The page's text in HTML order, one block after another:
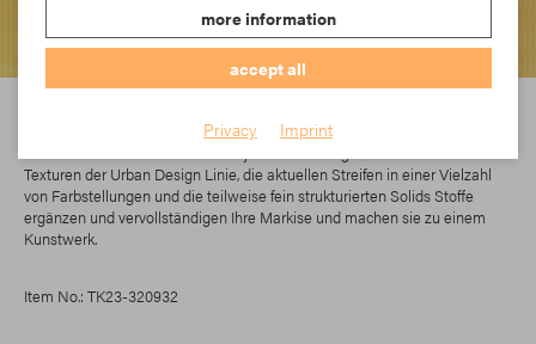
Texturen der Urban Design Linie, die aktuellen Streifen in einer Vielzahl
von Farbstellungen und die teilweise fein strukturierten Solids Stoffe
ergänzen und vervollständigen Ihre Markise und machen sie zu einem
Kunstwerk.
Item No.: TK23-320932
more information
accept all
Privacy Imprint